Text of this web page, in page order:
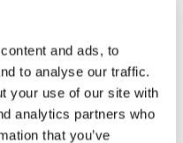
and ads, to
to analyse our traffic.
your use of our site with
analytics partners who
that you’ve
con